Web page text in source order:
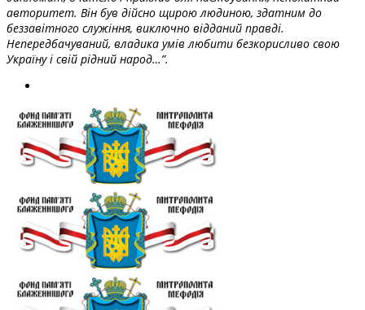
авторитет. Він був дійсно щирою людиною, здатним до
беззавітного служіння, виключно відданий правді.
Непередбачуваний, владика умів любити безкорисливо свою
Україну і свій рідний народ…”.